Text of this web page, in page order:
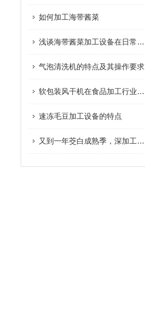
如何加工海带酱菜
浅谈海带酱菜加工设备在日常生活中的重要性
气泡清洗机的特点及其操作要求
软包装风干机在食品加工行业的重要性
速冻毛豆加工设备的特点
又到一年茭白成熟季，深加工促进产业升级